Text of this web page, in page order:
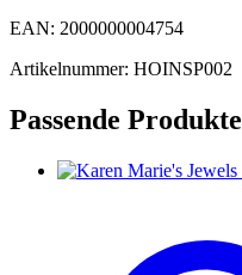
EAN: 2000000004754
Artikelnummer: HOINSP002
Passende Produkte